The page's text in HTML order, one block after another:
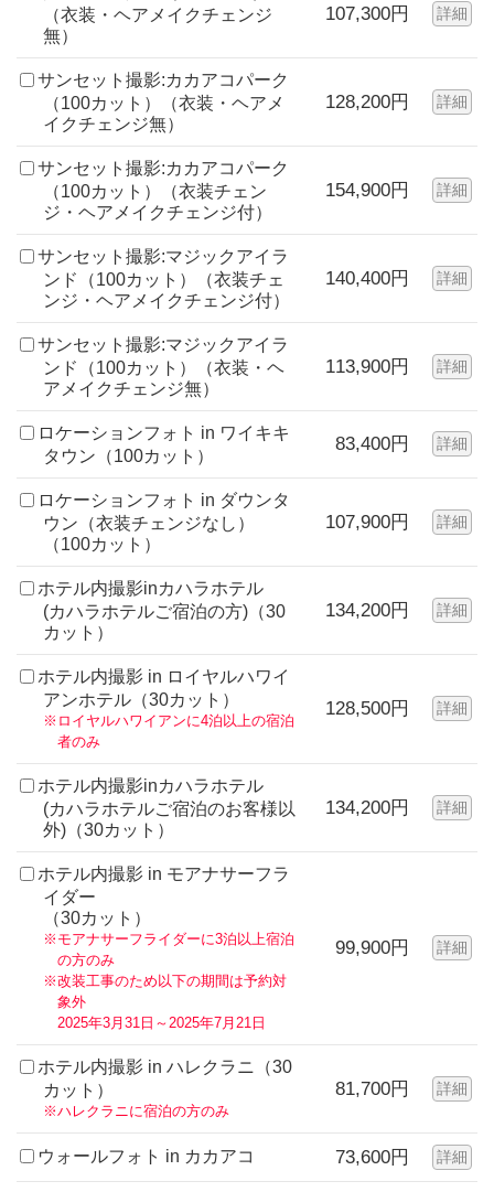
（衣装・ヘアメイクチェンジ
無）
107,300円 詳細
サンセット撮影:カカアコパーク
（100カット）（衣装・ヘアメ
イクチェンジ無）
128,200円 詳細
サンセット撮影:カカアコパーク
（100カット）（衣装チェン
ジ・ヘアメイクチェンジ付）
154,900円 詳細
サンセット撮影:マジックアイラ
ンド（100カット）（衣装チェ
ンジ・ヘアメイクチェンジ付）
140,400円 詳細
サンセット撮影:マジックアイラ
ンド（100カット）（衣装・ヘ
アメイクチェンジ無）
113,900円 詳細
ロケーションフォト in ワイキキ
タウン（100カット）
83,400円 詳細
ロケーションフォト in ダウンタ
ウン（衣装チェンジなし）
（100カット）
107,900円 詳細
ホテル内撮影inカハラホテル
(カハラホテルご宿泊の方)（30
カット）
134,200円 詳細
ホテル内撮影 in ロイヤルハワイ
アンホテル（30カット）
※ロイヤルハワイアンに4泊以上の宿泊
者のみ
128,500円 詳細
ホテル内撮影inカハラホテル
(カハラホテルご宿泊のお客様以
外)（30カット）
134,200円 詳細
ホテル内撮影 in モアナサーフラ
イダー
（30カット）
※モアナサーフライダーに3泊以上宿泊
の方のみ
※改装工事のため以下の期間は予約対
象外
2025年3月31日～2025年7月21日
99,900円 詳細
ホテル内撮影 in ハレクラニ（30
カット）
※ハレクラニに宿泊の方のみ
81,700円 詳細
ウォールフォト in カカアコ 73,600円 詳細